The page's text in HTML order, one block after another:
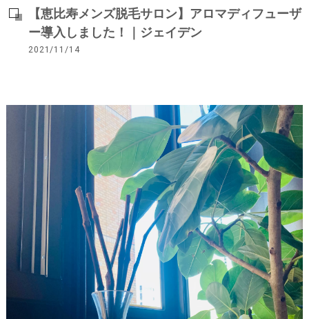
【恵比寿メンズ脱毛サロン】アロマディフューザ
ー導入しました！｜ジェイデン
2021/11/14